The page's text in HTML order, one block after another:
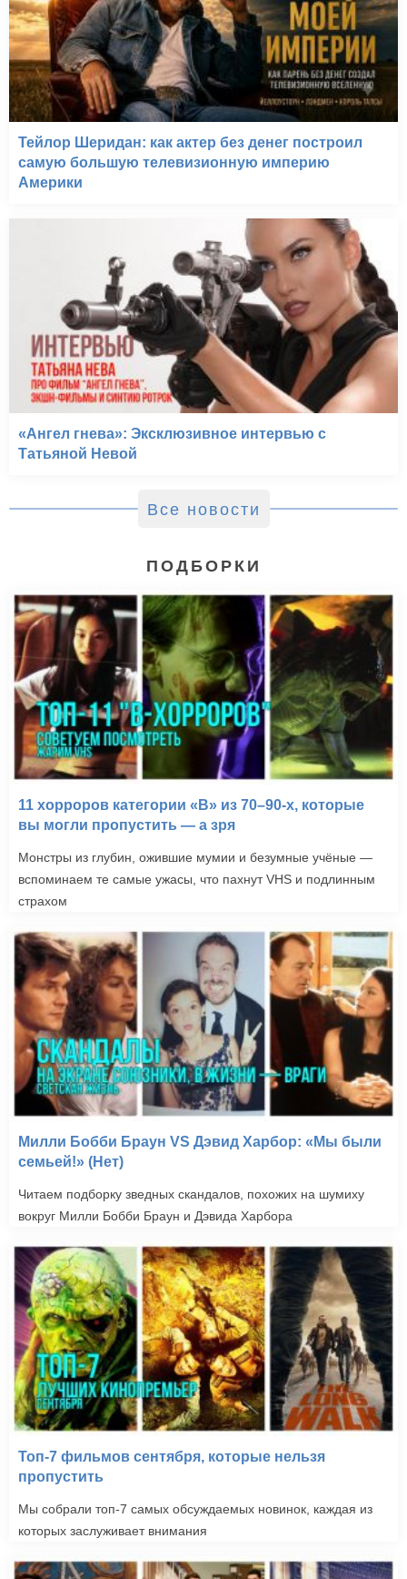
Тейлор Шеридан: как актер без денег построил
самую большую телевизионную империю
Америки
«Ангел гнева»: Эксклюзивное интервью с
Татьяной Невой
Все новости
ПОДБОРКИ
11 хорроров категории «B» из 70–90-х, которые
вы могли пропустить — а зря
Монстры из глубин, ожившие мумии и безумные учёные —
вспоминаем те самые ужасы, что пахнут VHS и подлинным
страхом
Милли Бобби Браун VS Дэвид Харбор: «Мы были
семьей!» (Нет)
Читаем подборку зведных скандалов, похожих на шумиху
вокруг Милли Бобби Браун и Дэвида Харбора
Топ-7 фильмов сентября, которые нельзя
пропустить
Мы собрали топ-7 самых обсуждаемых новинок, каждая из
которых заслуживает внимания